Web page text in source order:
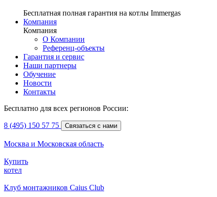
Бесплатная полная гарантия на котлы Immergas
Компания
Компания
О Компании
Референц-объекты
Гарантия и сервис
Наши партнеры
Обучение
Новости
Контакты
Бесплатно для всех регионов России:
8 (495) 150 57 75 Связаться с нами
Москва и Московская область
Купить
котел
Клуб монтажников Caius Club